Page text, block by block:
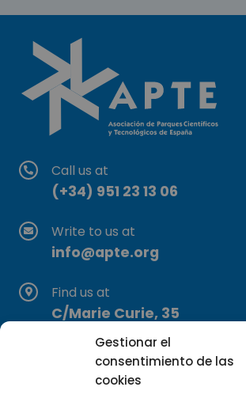
Gestionar el
consentimiento de las
cookies
Call us at
(+34) 951 23 13 06
Write to us at
info@apte.org
Find us at
C/Marie Curie, 35
29590 Campanillas, Málaga